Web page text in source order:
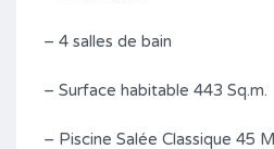
– 4 salles de bain
– Surface habitable 443 Sq.m.
– Piscine Salée Classique 45